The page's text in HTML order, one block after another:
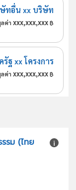
ทอื่น xx บริษัท
ค่า xxx,xxx,xxx ฿
ฐ xx โครงการ
ค่า xxx,xxx,xxx ฿
รม (ไทย